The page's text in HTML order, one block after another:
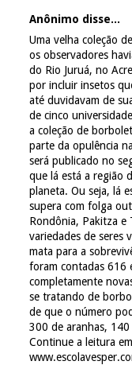
Anônimo disse...
Uma velha coleção
os observadores
do Rio Juruá, no
por incluir insetos
até duvidavam de
de cinco
a coleção de
parte da opulência
será publicado no
que lá está a região
planeta. Ou seja, lá
supera com folga
Rondônia, Pakitza e
variedades de seres
mata para a
foram contadas 616
completamente
se tratando de
de que o número
300 de aranhas, 140
Continue a leitura em